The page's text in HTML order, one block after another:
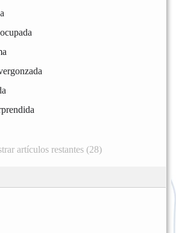
artículos restantes (28)